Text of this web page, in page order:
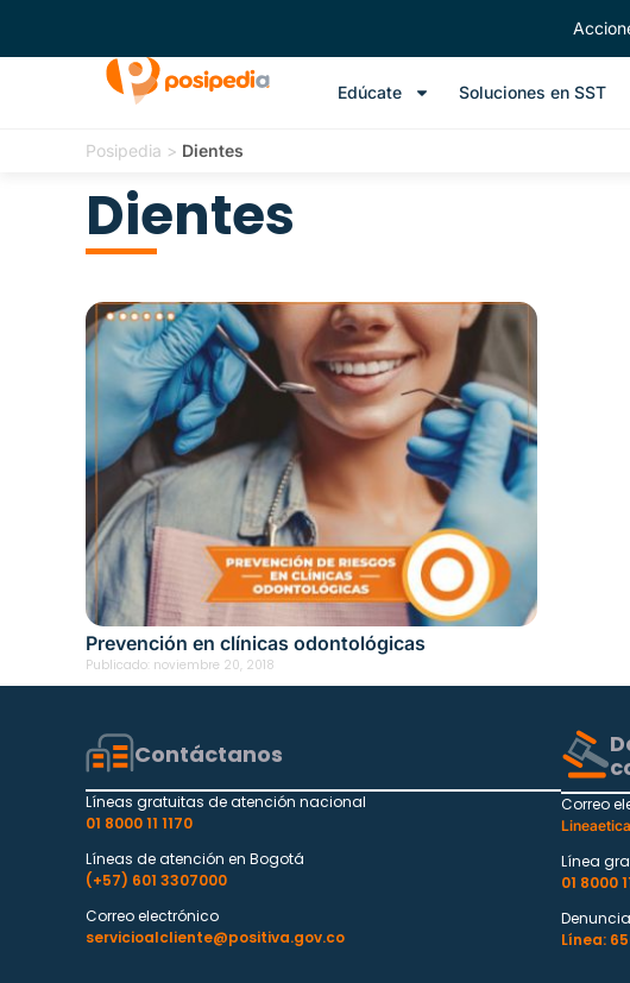
Edúcate Soluciones en SST
Posipedia > Dientes
Dientes
Prevención en clínicas odontológicas
Publicado: noviembre 20, 2018
Contáctanos
Líneas gratuitas de atención nacional
01 8000 11 1170
Líneas de atención en Bogotá
(+57) 601 3307000
Correo electrónico
servicioalcliente@positiva.gov.co
Correo
Línea
01 8000
Línea: